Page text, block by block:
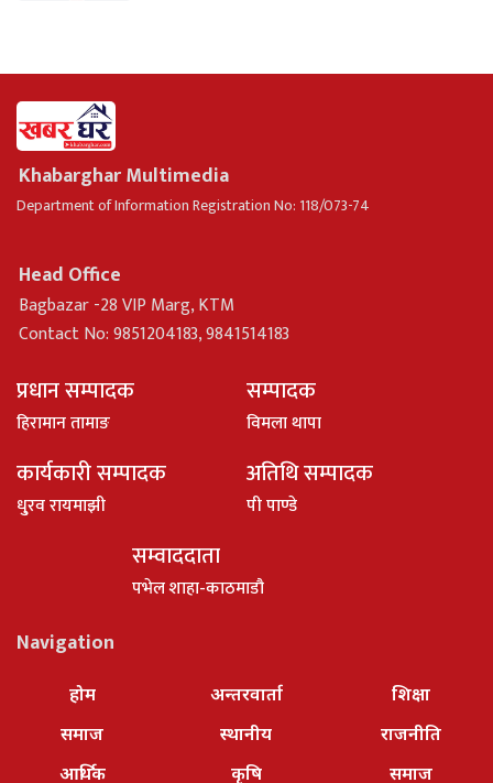
Khabarghar Multimedia
Department of Information Registration No: 118/073-74
Head Office
Bagbazar -28 VIP Marg, KTM
Contact No: 9851204183, 9841514183
प्रधान सम्पादक
हिरामान तामाङ
सम्पादक
विमला थापा
कार्यकारी सम्पादक
धु्रव रायमाझी
अतिथि सम्पादक
पी पाण्डे
सम्वाददाता
पभेल शाहा-काठमाडौ
Navigation
होम
समाज
आर्थिक
अन्तरवार्ता
स्थानीय
कृषि
शिक्षा
राजनीति
समाज